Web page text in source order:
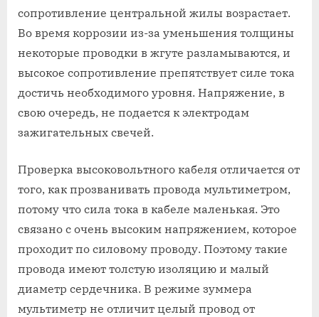
сопротивление центральной жилы возрастает.
Во время коррозии из-за уменьшения толщины
некоторые проводки в жгуте разламываются, и
высокое сопротивление препятствует силе тока
достичь необходимого уровня. Напряжение, в
свою очередь, не подается к электродам
зажигательных свечей.
Проверка высоковольтного кабеля отличается от
того, как прозванивать провода мультиметром,
потому что сила тока в кабеле маленькая. Это
связано с очень высоким напряжением, которое
проходит по силовому проводу. Поэтому такие
провода имеют толстую изоляцию и малый
диаметр сердечника. В режиме зуммера
мультиметр не отличит целый провод от